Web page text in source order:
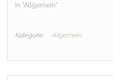
In "Allgemein"
Kategorie Allgemein